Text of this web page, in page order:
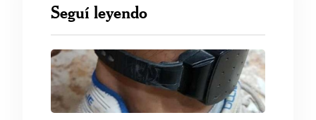
Seguí leyendo